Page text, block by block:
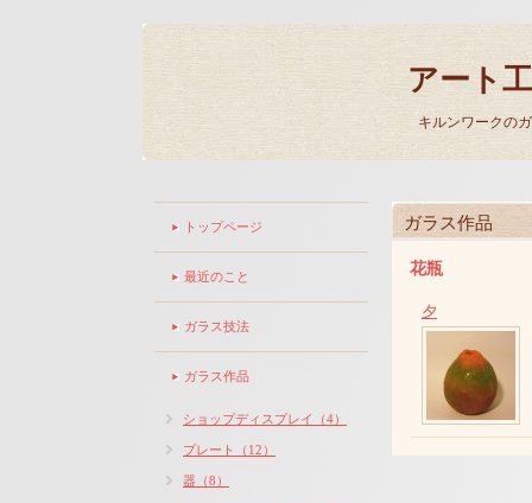
アート
キルンワークの
ガラス作品
花瓶
夕
トップページ
最近のこと
ガラス技法
ガラス作品
ショップディスプレイ（4）
プレート（12）
器（8）